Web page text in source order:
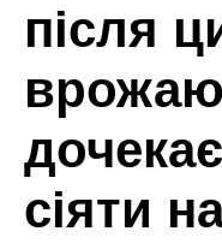
після
сіяти